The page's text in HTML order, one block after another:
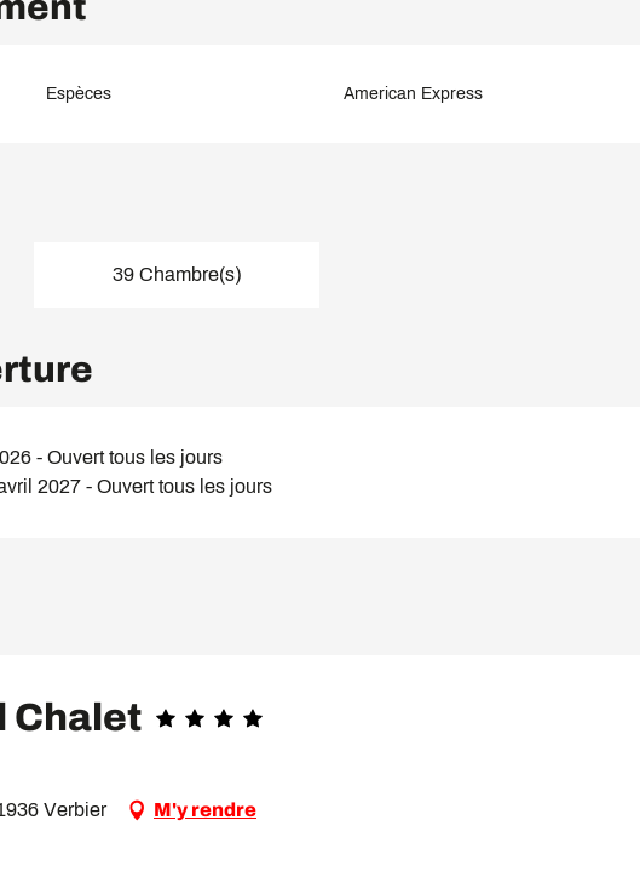
Espèces American Express
39 Chambre(s)
- Ouvert tous les jours
2027 - Ouvert tous les jours
Chalet
Verbier
M'y rendre